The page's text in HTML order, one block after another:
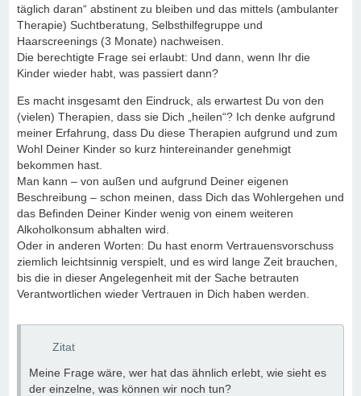
täglich daran“ abstinent zu bleiben und das mittels (ambulanter
Therapie) Suchtberatung, Selbsthilfegruppe und
Haarscreenings (3 Monate) nachweisen.
Die berechtigte Frage sei erlaubt: Und dann, wenn Ihr die
Kinder wieder habt, was passiert dann?
Es macht insgesamt den Eindruck, als erwartest Du von den
(vielen) Therapien, dass sie Dich „heilen“? Ich denke aufgrund
meiner Erfahrung, dass Du diese Therapien aufgrund und zum
Wohl Deiner Kinder so kurz hintereinander genehmigt
bekommen hast.
Man kann – von außen und aufgrund Deiner eigenen
Beschreibung – schon meinen, dass Dich das Wohlergehen und
das Befinden Deiner Kinder wenig von einem weiteren
Alkoholkonsum abhalten wird.
Oder in anderen Worten: Du hast enorm Vertrauensvorschuss
ziemlich leichtsinnig verspielt, und es wird lange Zeit brauchen,
bis die in dieser Angelegenheit mit der Sache betrauten
Verantwortlichen wieder Vertrauen in Dich haben werden.
Zitat
Meine Frage wäre, wer hat das ähnlich erlebt, wie sieht es
der einzelne, was können wir noch tun?